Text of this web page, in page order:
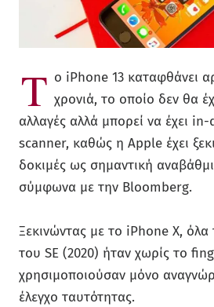
Τ ο iPhone 13 καταφθάνει
χρονιά, το οποίο δεν θα
αλλαγές αλλά μπορεί να έχει
scanner, καθώς η Apple έχει
δοκιμές ως σημαντική
σύμφωνα με την Bloomberg.
Ξεκινώντας με το iPhone X,
του SE (2020) ήταν χωρίς το
χρησιμοποιούσαν μόνο
έλεγχο ταυτότητας.